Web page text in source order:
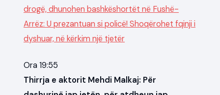
drogë, dhunohen bashkëshortët në Fushë-
Arrëz: U prezantuan si policë! Shoqërohet fqinji i
dyshuar, në kërkim një tjetër
Ora 19:55
Thirrja e aktorit Mehdi Malkaj: Për